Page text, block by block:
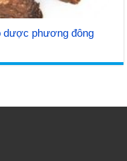
dược phương đông